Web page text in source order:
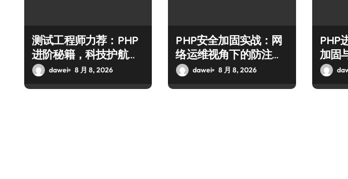
测试工程师力荐：PHP
进阶秘籍，科技护航安
全防注入
dawei 8 月 8, 2026
PHP安全加固实战：网
络运维视角下的防注入
技术进阶
dawei 8 月 8, 2026
PHP
加固
策略